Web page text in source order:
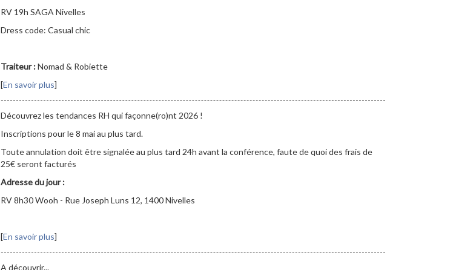
RV 19h SAGA Nivelles
Dress code: Casual chic
Traiteur :Nomad & Robiette
[En savoir plus]
Découvrez les tendances RH qui façonne(ro)nt 2026 !
Inscriptions pour le 8 mai au plus tard.
Toute annulation doit être signalée au plus tard 24h avant la conférence, faute de quoi des frais de
25€ seront facturés
Adresse du jour :
RV 8h30 Wooh - Rue Joseph Luns 12, 1400 Nivelles
[En savoir plus]
A découvrir...